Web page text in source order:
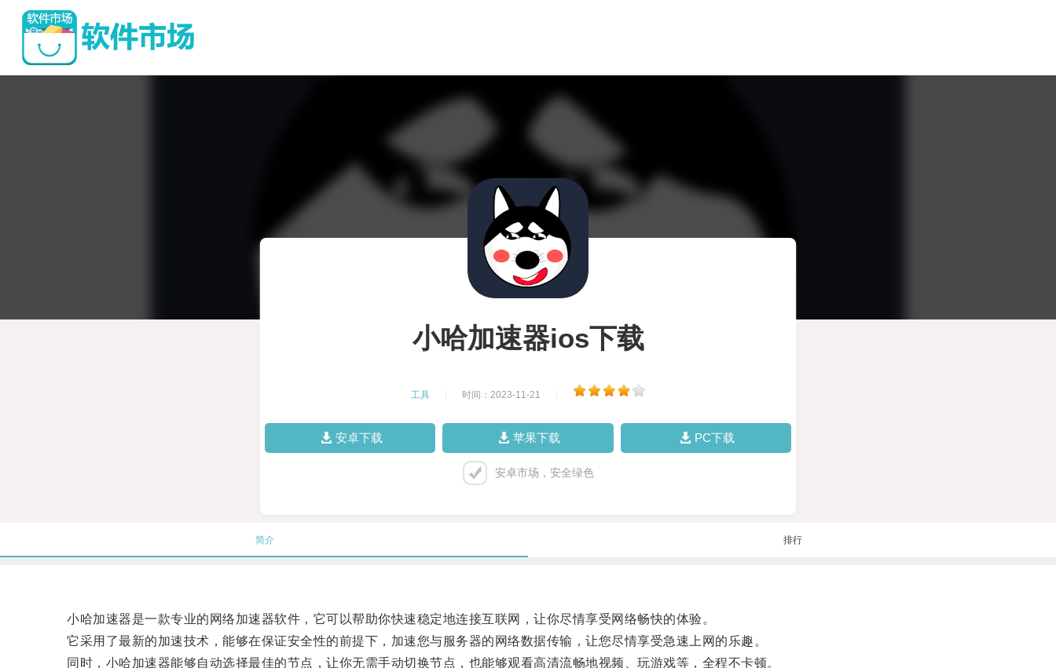
小哈加速器ios下载
工具 时间：2023-11-21
安卓下载 苹果下载 PC下载
安卓市场，安全绿色
简介 排行
小哈加速器是一款专业的网络加速器软件，它可以帮助你快速稳定地连接互联网，让你尽情享受网络畅快的体验。
它采用了最新的加速技术，能够在保证安全性的前提下，加速您与服务器的网络数据传输，让您尽情享受急速上网的乐趣。
同时，小哈加速器能够自动选择最佳的节点，让你无需手动切换节点，也能够观看高清流畅地视频、玩游戏等，全程不卡顿。